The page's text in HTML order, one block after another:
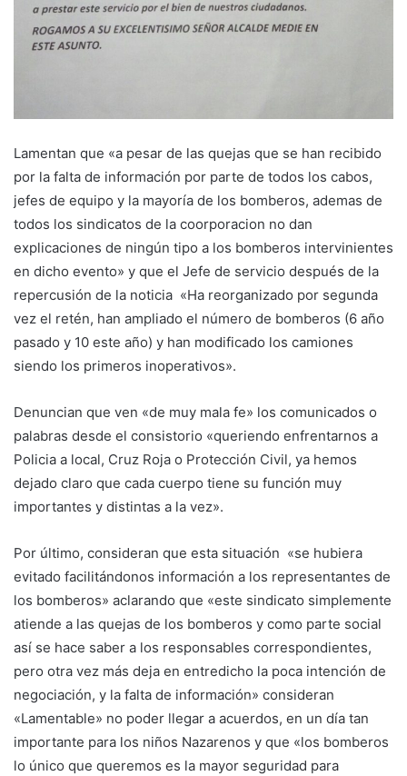
Lamentan que «a pesar de las quejas que se han recibido
por la falta de información por parte de todos los cabos,
jefes de equipo y la mayoría de los bomberos, ademas de
todos los sindicatos de la coorporacion no dan
explicaciones de ningún tipo a los bomberos intervinientes
en dicho evento» y que el Jefe de servicio después de la
repercusión de la noticia «Ha reorganizado por segunda
vez el retén, han ampliado el número de bomberos (6 año
pasado y 10 este año) y han modificado los camiones
siendo los primeros inoperativos».
Denuncian que ven «de muy mala fe» los comunicados o
palabras desde el consistorio «queriendo enfrentarnos a
Policia a local, Cruz Roja o Protección Civil, ya hemos
dejado claro que cada cuerpo tiene su función muy
importantes y distintas a la vez».
Por último, consideran que esta situación «se hubiera
evitado facilitándonos información a los representantes de
los bomberos» aclarando que «este sindicato simplemente
atiende a las quejas de los bomberos y como parte social
así se hace saber a los responsables correspondientes,
pero otra vez más deja en entredicho la poca intención de
negociación, y la falta de información» consideran
«Lamentable» no poder llegar a acuerdos, en un día tan
importante para los niños Nazarenos y que «los bomberos
lo único que queremos es la mayor seguridad para